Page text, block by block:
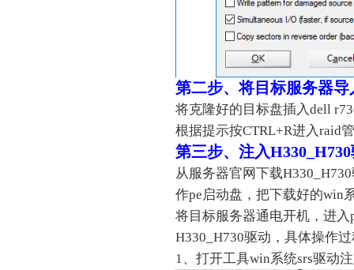
第二步、将目标服务器
将克隆好的目标盘插入dell
根据提示按CTRL+R进入raid
第三步、注入
从服务器官网下载
作pe启动盘，把下载好的win
将目标服务器通电开机，进
H330_H730驱动，具体操作
1、打开工具win系统srs驱动